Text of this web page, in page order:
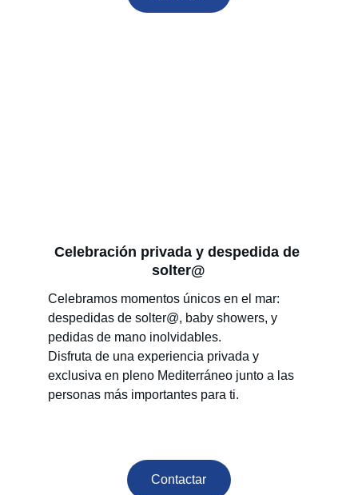
Celebramos momentos únicos en el mar:
despedidas de solter@, baby showers, y
pedidas de mano inolvidables.
Disfruta de una experiencia privada y
exclusiva en pleno Mediterráneo junto a las
personas más importantes para ti.
Celebración privada y despedida de
solter@
Contactar